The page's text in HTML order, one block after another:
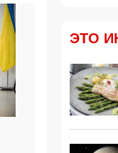
18:48,
Чолпон-
между
Стала
ЭТО